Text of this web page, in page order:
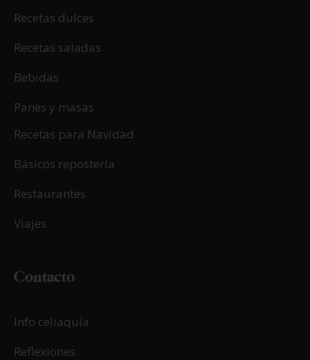
Recetas dulces
Recetas saladas
Bebidas
Panes y masas
Recetas para Navidad
Básicos repostería
Restaurantes
Viajes
Contacto
Info celiaquía
Reflexiones